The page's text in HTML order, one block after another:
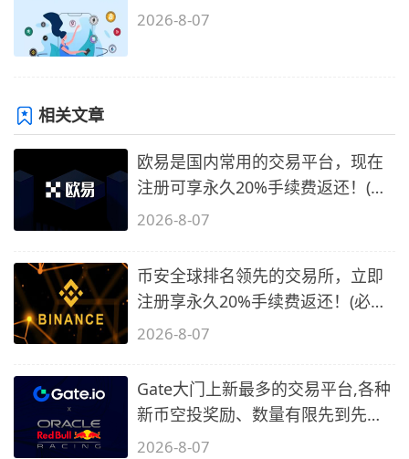
2026-8-07
相关文章
欧易是国内常用的交易平台，现在
注册可享永久20%手续费返还！(必
备1)
2026-8-07
币安全球排名领先的交易所，立即
注册享永久20%手续费返还！(必备
2)
2026-8-07
Gate大门上新最多的交易平台,各种
新币空投奖励、数量有限先到先
得…
2026-8-07